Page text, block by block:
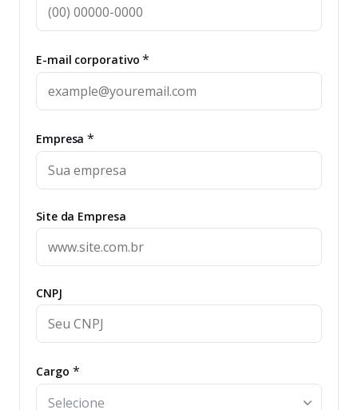
E-mail corporativo*
Empresa*
Site da Empresa
CNPJ
Cargo *